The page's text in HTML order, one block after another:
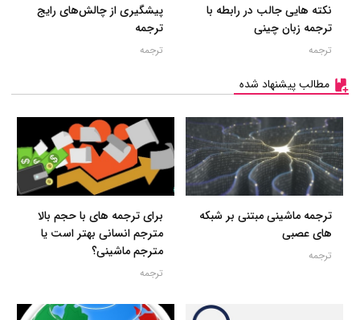
نکته هایی جالب در رابطه با
ترجمه زبان چینی
ترجمه
پیشگیری از چالش‌های رایج
ترجمه
ترجمه
مطالب پیشنهاد شده
ترجمه ماشینی مبتنی بر شبکه
های عصبی
ترجمه
برای ترجمه های با حجم بالا
مترجم انسانی بهتر است یا
مترجم ماشینی؟
ترجمه